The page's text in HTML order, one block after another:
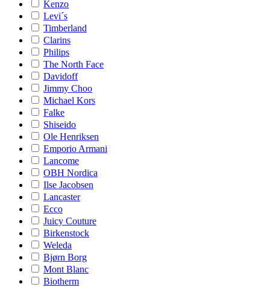
Kenzo
Levi´s
Timberland
Clarins
Philips
The North Face
Davidoff
Jimmy Choo
Michael Kors
Falke
Shiseido
Ole Henriksen
Emporio Armani
Lancome
OBH Nordica
Ilse Jacobsen
Lancaster
Ecco
Juicy Couture
Birkenstock
Weleda
Bjørn Borg
Mont Blanc
Biotherm